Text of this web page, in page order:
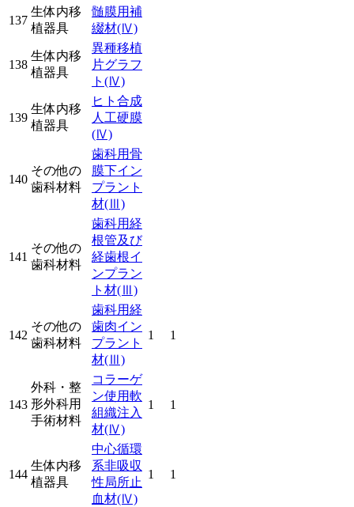
137
生体内移
植器具
髄膜用補
綴材(Ⅳ)
138
生体内移
植器具
異種移植
片グラフ
ト (Ⅳ)
139
生体内移
植器具
ヒト合成
人工硬膜
(Ⅳ)
140
その他の
歯科材料
歯科用骨
膜下イン
プラント
材(Ⅲ)
141
その他の
歯科材料
歯科用経
根管及び
経歯根イ
ンプラン
ト材(Ⅲ)
142
その他の
歯科材料
歯科用経
歯肉イン
プラント
材(Ⅲ)
1 1
143
外科・整
形外科用
手術材料
コラーゲ
ン使用軟
組織注入
材(Ⅳ)
1 1
144
生体内移
植器具
中心循環
系非吸収
性局所止
血材(Ⅳ)
1 1